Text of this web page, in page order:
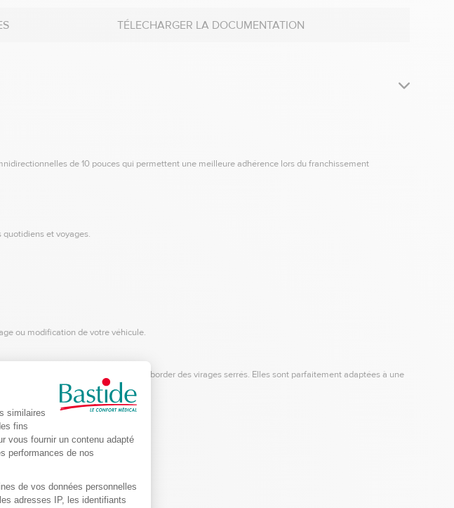
TÉLECHARGER LA DOCUMENTATION
de 10 pouces qui permettent une meilleure adhérence lors du franchissement
et voyages.
ou modification de votre véhicule.
tous les sens et permettent d’aborder des virages serrés. Elles sont parfaitement adaptées à une
à dos.